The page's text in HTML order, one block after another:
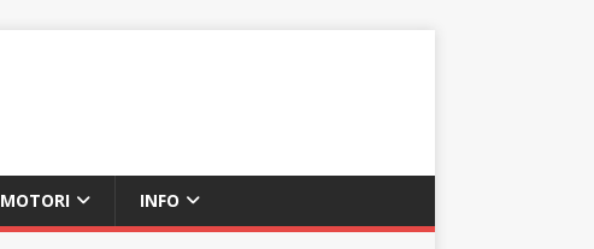
MOTORI INFO